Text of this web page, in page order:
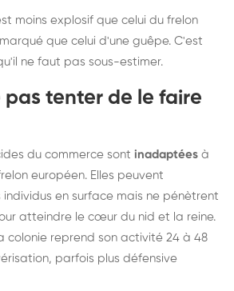
moins explosif que celui du frelon
que celui d'une guêpe. C'est
ne faut pas sous-estimer.
pas tenter de le faire
du commerce sont inadaptées à
européen. Elles peuvent
individus en surface mais ne pénètrent
atteindre le cœur du nid et la reine.
colonie reprend son activité 24 à 48
parfois plus défensive